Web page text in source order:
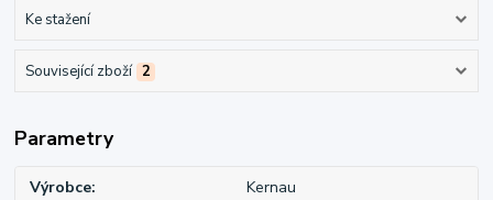
Ke stažení
Související zboží 2
Parametry
Výrobce Kernau